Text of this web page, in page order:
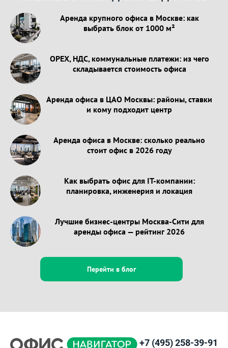
Аренда крупного офиса в Москве: как
выбрать блок от 1000 м²
OPEX, НДС, коммунальные платежи: из чего
складывается стоимость офиса
Аренда офиса в ЦАО Москвы: районы, ставки
и кому подходит центр
Аренда офиса в Москве: сколько реально
стоит офис в 2026 году
Как выбрать офис для IT-компании:
планировка, инженерия и локация
Лучшие бизнес-центры Москва-Сити для
аренды офиса — рейтинг 2026
Перейти в блог
+7 (495) 258-39-91